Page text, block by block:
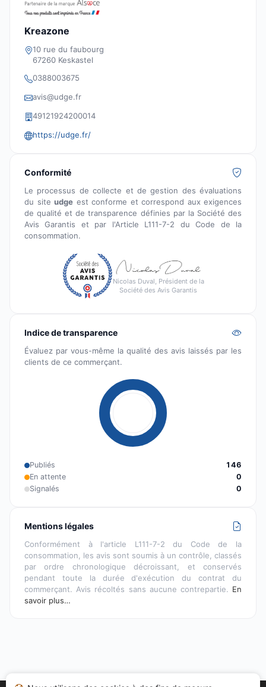
Kreazone
10 rue du faubourg
67260 Keskastel
0388003675
avis@udge.fr
49121924200014
https://udge.fr/
Conformité
Le processus de collecte et de gestion des évaluations
du site udge est conforme et correspond aux exigences
de qualité et de transparence définies par la Société des
Avis Garantis et par l'Article L111-7-2 du Code de la
consommation.
Nicolas Duval, Président de la
Société des Avis Garantis
Indice de transparence
Évaluez par vous-même la qualité des avis laissés par les
clients de ce commerçant.
Publiés
146
En attente
0
Signalés
0
Mentions légales
Conformément à l'article L111-7-2 du Code de la
consommation, les avis sont soumis à un contrôle, classés
par ordre chronologique décroissant, et conservés
pendant toute la durée d'exécution du contrat du
commerçant. Avis récoltés sans aucune contrepartie. En
savoir plus…